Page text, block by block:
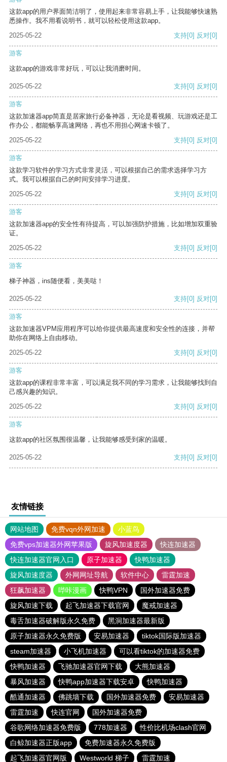
这款app的用户界面简洁明了，使用起来非常容易上手，让我能够快速熟
悉操作。我不用看说明书，就可以轻松使用这款app。
2025-05-22
支持[0] 反对[0]
游客
这款app的游戏非常好玩，可以让我消磨时间。
2025-05-22 支持[0] 反对[0]
游客
这款加速器app简直是居家旅行必备神器，无论是看视频、玩游戏还是工
作办公，都能畅享高速网络，再也不用担心网速卡顿了。
2025-05-22
支持[0] 反对[0]
游客
这款学习软件的学习方式非常灵活，可以根据自己的需求选择学习方
式。我可以根据自己的时间安排学习进度。
2025-05-22
支持[0] 反对[0]
游客
这款加速器app的安全性有待提高，可以加强防护措施，比如增加双重验
证。
2025-05-22
支持[0] 反对[0]
游客
梯子神器，ins随便看，美美哒！
2025-05-22 支持[0] 反对[0]
游客
这款加速器VPM应用程序可以给你提供最高速度和安全性的连接，并帮
助你在网络上自由移动。
2025-05-22
支持[0] 反对[0]
游客
这款app的课程非常丰富，可以满足我不同的学习需求，让我能够找到自
己感兴趣的知识。
2025-05-22
支持[0] 反对[0]
游客
这款app的社区氛围很温馨，让我能够感受到家的温暖。
2025-05-22 支持[0] 反对[0]
友情链接
网站地图 免费vqn外网加速
小蓝鸟
免费vps加速器外网苹果版
旋风加速度器
快连加速器
快连加速器官网入口
原子加速器
快鸭加速器
旋风加速度器
外网网址导航 软件中心
雷霆加速
狂飙加速器
哔咔漫画 快鸭VPN
国外加速器免费
旋风加速下载
起飞加速器下载官网
魔戒加速器
毒舌加速器破解版永久免费
黑洞加速器最新版
原子加速器永久免费版
安易加速器
tiktok国际版加速器
steam加速器
小飞机加速器
可以看tiktok的加速器免费
快鸭加速器
飞驰加速器官网下载
大熊加速器
暴风加速器
快鸭app加速器下载安卓
快鸭加速器
酷通加速器
佛跳墙下载 国外加速器免费
安易加速器
雷霆加速
快连官网
国外加速器免费
谷歌网络加速器免费版
778加速器
性价比机场clash官网
白鲸加速器正版app
免费加速器永久免费版
起飞加速器官网版
Westworld 梯子 雷霆加速